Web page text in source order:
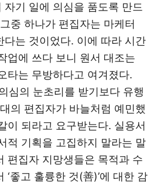
기 일에 의심을 품도록 만드
중 하나가 편집자는 마케터
다는 것이었다. 이에 따라 시간
업에 쓰다 보니 원서 대조는
타는 무방하다고 여겨졌다.
심의 눈초리를 받기보다 유행
의 편집자가 바늘처럼 예민했
이 되라고 요구받는다. 실용서
적 기획을 고집하지 말라는 말
편집자 지망생들은 목적과 수
‘좋고 훌륭한 것(善)’에 대한 감